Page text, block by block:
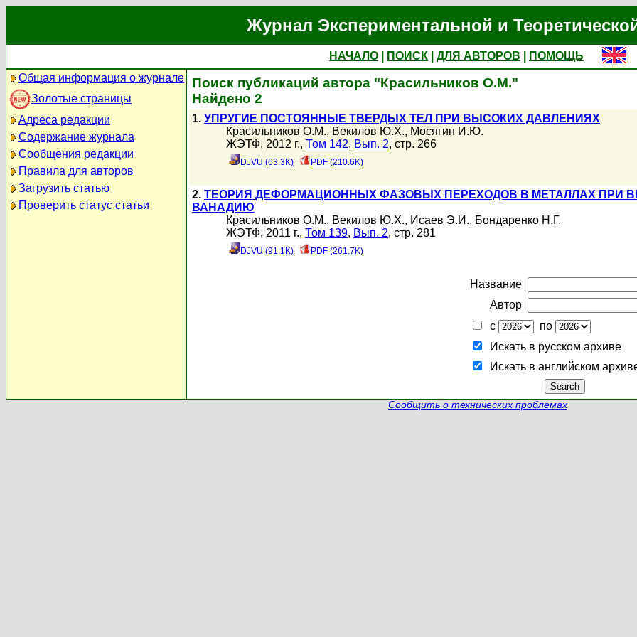
Журнал Экспериментальной и
НАЧАЛО ПОИСК ДЛЯ АВТОРОВ
ПОМОЩЬ
Общая информация о журнале
Золотые страницы
Адреса редакции
Содержание журнала
Сообщения редакции
Правила для авторов
Загрузить статью
Проверить статус статьи
Поиск публикаций автора "Красильников О.М."
Найдено 2
1. УПРУГИЕ ПОСТОЯННЫЕ ТВЕРДЫХ ТЕЛ ПРИ ВЫСОКИХ ДАВЛЕНИЯХ
Красильников О.М., Векилов Ю.Х., Мосягин И.Ю.
ЖЭТФ, 2012 г., Том 142, Вып. 2, стр. 266
DJVU (63.3K) PDF (210.6K)
2. ТЕОРИЯ ДЕФОРМАЦИОННЫХ ФАЗОВЫХ ПЕРЕХОДОВ В МЕТАЛЛАХ ПРИ
ВАНАДИЮ
Красильников О.М., Векилов Ю.Х., Исаев Э.И., Бондаренко Н.Г.
ЖЭТФ, 2011 г., Том 139, Вып. 2, стр. 281
DJVU (91.1K) PDF (261.7K)
Название
Автор
с
по
Искать в русском архиве
Искать в английском
Сообщить о технических проблемах